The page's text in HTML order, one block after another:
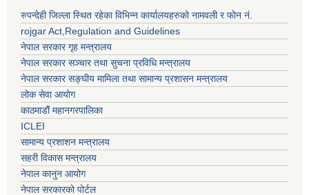
रुपन्देही जिल्ला स्थित रहेका विभिन्न कार्यालयहरुको नामवली र फाेन न‌ं.
rojgar Act,Regulation and Guidelines
नेपाल सरकार गृह मन्त्रालय
नेपाल सरकार सञ्चार तथा सुचना प्रविधि मन्त्रालय
नेपाल सरकार सङ्घीय मामिला तथा सामान्य प्रशासन मन्त्रालय
लोक सेवा आयोग
काठमाडौं महानगरपालिका
ICLEI
सामान्य प्रशाशन मन्त्रालय
सहरी विकास मन्त्रालय
नेपाल कानुन आयोग
नेपाल सरकारको पोर्टल